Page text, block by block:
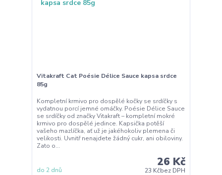
Vitakraft Cat Poésie Délice Sauce kapsa srdce
85g
Kompletní krmivo pro dospělé kočky se srdíčky s
vydatnou porcí jemné omáčky. Poésie Délice Sauce
se srdíčky od značky Vitakraft – kompletní mokré
krmivo pro dospělé jedince. Kapsička potěší
vašeho mazlíčka, ať už je jakéhokoliv plemena či
velikosti. Uvnitř nenajdete žádný cukr, ani obiloviny.
Zato o...
26 Kč
23 Kčbez DPH
do 2 dnů